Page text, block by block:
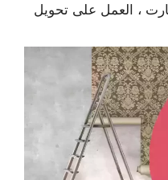
، العمل على تحويل